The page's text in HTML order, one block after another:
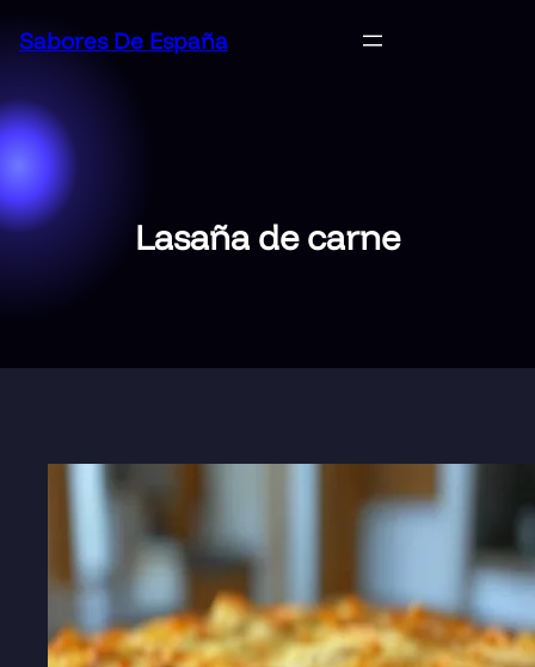
Sabores De España
Lasaña de carne